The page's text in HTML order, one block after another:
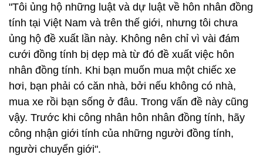
"Tôi ủng hộ những luật và dự luật về hôn nhân đồng
tính tại Việt Nam và trên thế giới, nhưng tôi chưa
ủng hộ đề xuất lần này. Không nên chỉ vì vài đám
cưới đồng tính bị dẹp mà từ đó đề xuất việc hôn
nhân đồng tính. Khi bạn muốn mua một chiếc xe
hơi, bạn phải có căn nhà, bởi nếu không có nhà,
mua xe rồi bạn sống ở đâu. Trong vấn đề này cũng
vậy. Trước khi công nhân hôn nhân đồng tính, hãy
công nhận giới tính của những người đồng tính,
người chuyển giới".